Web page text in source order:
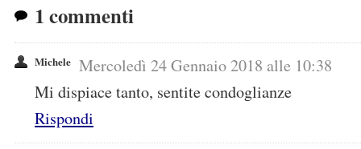
1 commenti
Michele Mercoledì 24 Gennaio 2018 alle 10:38
Mi dispiace tanto, sentite condoglianze
Rispondi